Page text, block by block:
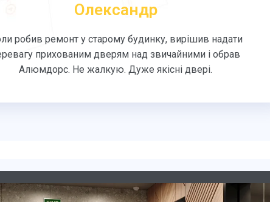
Олександр
робив ремонт у старому будинку, вирішив надати
прихованим дверям над звичайними і обрав
Алюмдорс. Не жалкую. Дуже якісні двері.